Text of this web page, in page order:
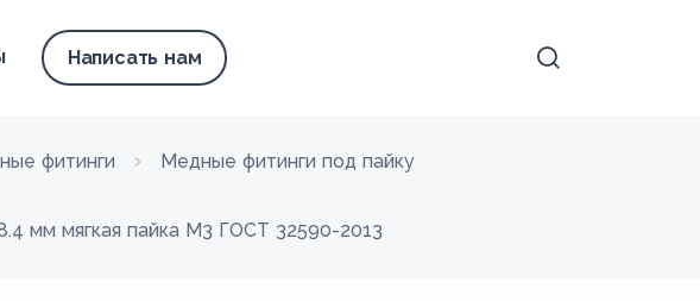
Написать нам
фитинги
Медные фитинги под пайку
мм мягкая пайка М3 ГОСТ 32590-2013